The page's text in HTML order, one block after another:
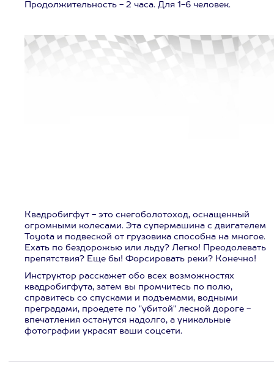
Продолжительность - 2 часа. Для 1-6 человек.
Квадробигфут - это снегоболотоход, оснащенный
огромными колесами. Эта супермашина с двигателем
Toyota и подвеской от грузовика способна на многое.
Ехать по бездорожью или льду? Легко! Преодолевать
препятствия? Еще бы! Форсировать реки? Конечно!
Инструктор расскажет обо всех возможностях
квадробигфута, затем вы промчитесь по полю,
справитесь со спусками и подъемами, водными
преградами, проедете по "убитой" лесной дороге -
впечатления останутся надолго, а уникальные
фотографии украсят ваши соцсети.